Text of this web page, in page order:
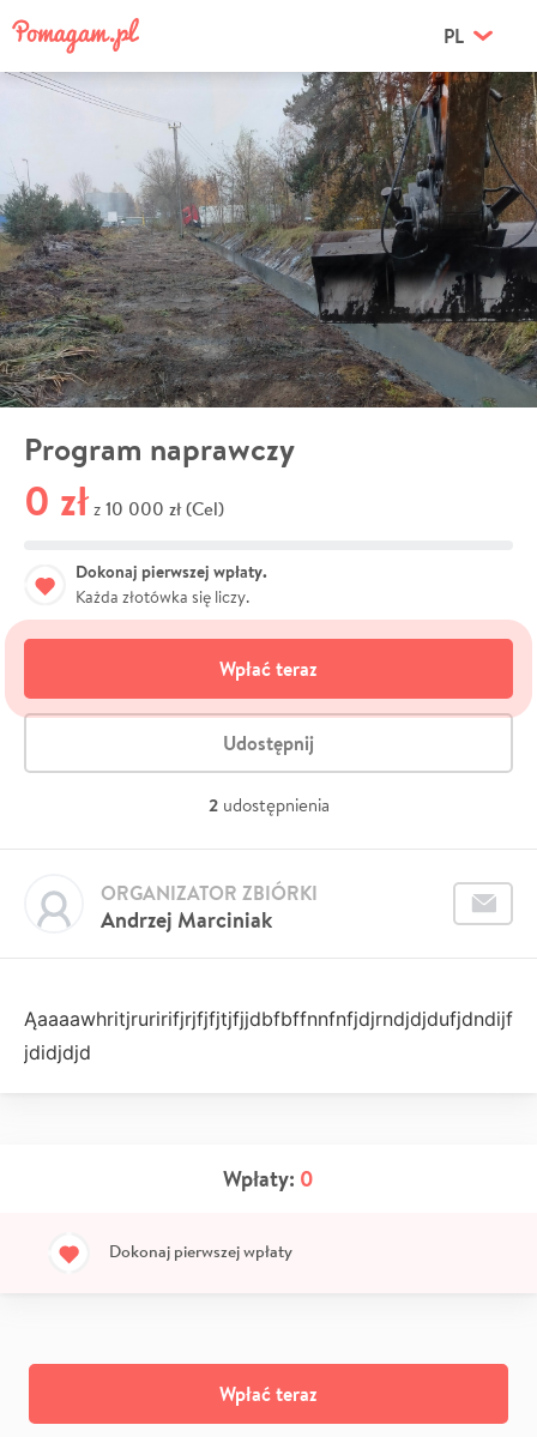
PL
Program naprawczy
0 zł z 10 000 zł (Cel)
Dokonaj pierwszej wpłaty.
Każda złotówka się liczy.
Wpłać teraz
Udostępnij
2 udostępnienia
Andrzej Marciniak
ORGANIZATOR ZBIÓRKI
Ąaaaawhritjruririfjrjfjfjtjfjjdbfbffnnfnfjdjrndjdjdufjdndijf
jdidjdjd
Wpłaty: 0
Dokonaj pierwszej wpłaty
Wpłać teraz